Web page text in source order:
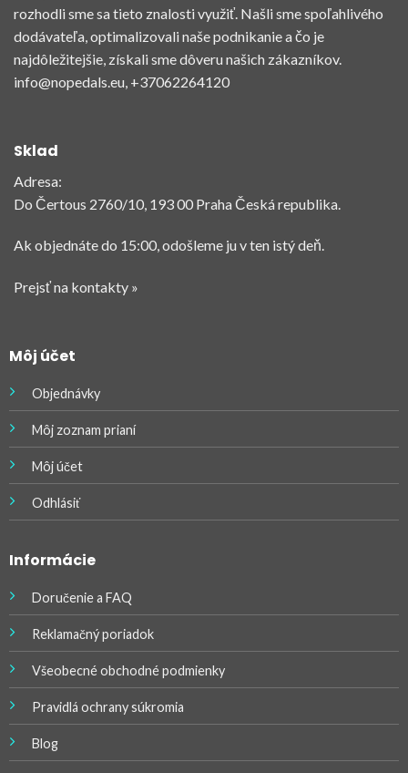
rozhodli sme sa tieto znalosti využiť. Našli sme spoľahlivého
dodávateľa, optimalizovali naše podnikanie a čo je
najdôležitejšie, získali sme dôveru našich zákazníkov.
info@nopedals.eu, +37062264120
Môj účet
Objednávky
Môj zoznam prianí
Môj účet
Odhlásiť
Informácie
Doručenie a FAQ
Reklamačný poriadok
Všeobecné obchodné podmienky
Pravidlá ochrany súkromia
Blog
Sklad
Adresa:
Do Čertous 2760/10, 193 00 Praha Česká republika.
Ak objednáte do 15:00, odošleme ju v ten istý deň.
Prejsť na kontakty »